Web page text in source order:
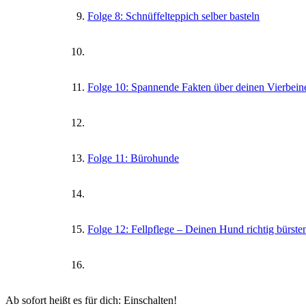
Folge 8: Schnüffelteppich selber basteln
Folge 10: Spannende Fakten über deinen
Folge 11: Bürohunde
Folge 12: Fellpflege – Deinen Hund richtig
Ab sofort heißt es für dich: Einschalten!